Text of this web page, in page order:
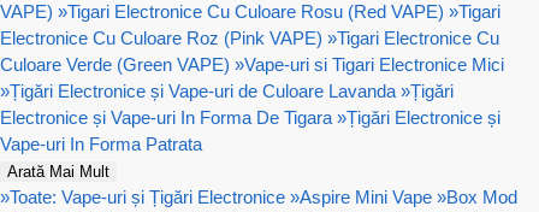
VAPE) »Tigari Electronice Cu Culoare Rosu (Red VAPE) »Tigari
Electronice Cu Culoare Roz (Pink VAPE) »Tigari Electronice Cu
Culoare Verde (Green VAPE) »Vape-uri si Tigari Electronice Mici
»Țigări Electronice și Vape-uri de Culoare Lavanda »Țigări
Electronice și Vape-uri In Forma De Tigara »Țigări Electronice și
Vape-uri In Forma Patrata
Arată Mai Mult
»Toate: Vape-uri și Țigări Electronice »Aspire Mini Vape »Box Mod